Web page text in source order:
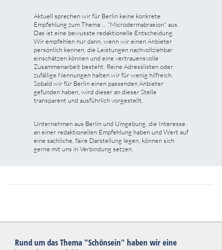
Aktuell sprechen wir für Berlin keine konkrete
Empfehlung zum Thema ... "Microdermabrasion" aus.
Das ist eine bewusste redaktionelle Entscheidung.
Wir empfehlen nur dann, wenn wir einen Anbieter
persönlich kennen, die Leistungen nachvollziehbar
einschätzen können und eine vertrauensvolle
Zusammenarbeit besteht. Reine Adresslisten oder
zufällige Nennungen halten wir für wenig hilfreich.
Sobald wir für Berlin einen passenden Anbieter
gefunden haben, wird dieser an dieser Stelle
transparent und ausführlich vorgestellt.
Unternehmen aus Berlin und Umgebung, die Interesse
an einer redaktionellen Empfehlung haben und Wert auf
eine sachliche, faire Darstellung legen, können sich
gerne mit uns in Verbindung setzen.
Rund um das Thema "Schönsein" haben wir eine